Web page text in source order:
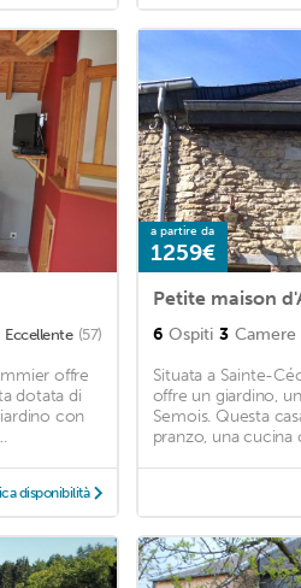
Eccellente (57)
offre
dotata di
con
disponibilità
a partire da
1259€
Petite maison
6 Ospiti 3 Camere
Situata a Sainte-
offre un giardino,
Semois. Questa
pranzo, una cucina